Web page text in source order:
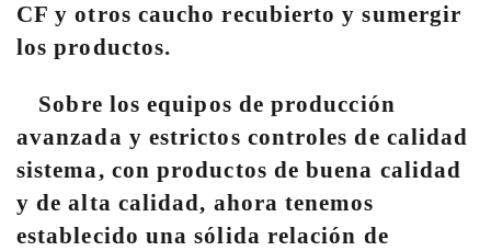
CF y otros caucho recubierto y sumergir
los productos.
Sobre los equipos de producción
avanzada y estrictos controles de calidad
sistema, con productos de buena calidad
y de alta calidad, ahora tenemos
establecido una sólida relación de